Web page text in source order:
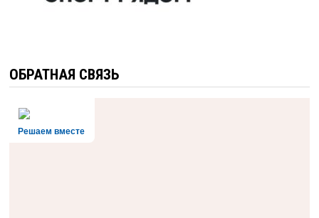
ОБРАТНАЯ СВЯЗЬ
Решаем вместе